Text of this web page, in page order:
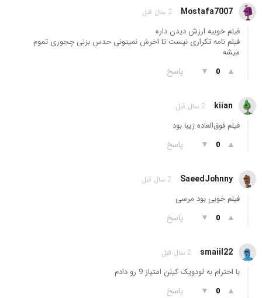
Mostafa7007 2 سال قبل
فیلم خوبیه ارزش دیدن داره
فیلم نامه تکراری نیست تا اخرش نمیتونی حدس بزنی چجوری تموم
میشه
▲
0
▼ پاسخ
kiian 2 سال قبل
فیلم فوق‌العاده زیبا بود
▲
0
▼ پاسخ
SaeedJohnny 2 سال قبل
فیلم خوبی بود مرسی
▲
0
▼ پاسخ
smaiil22 2 سال قبل
با احترام به لودویک کیلن امتیاز 9 رو دادم
▲
0
▼ پاسخ